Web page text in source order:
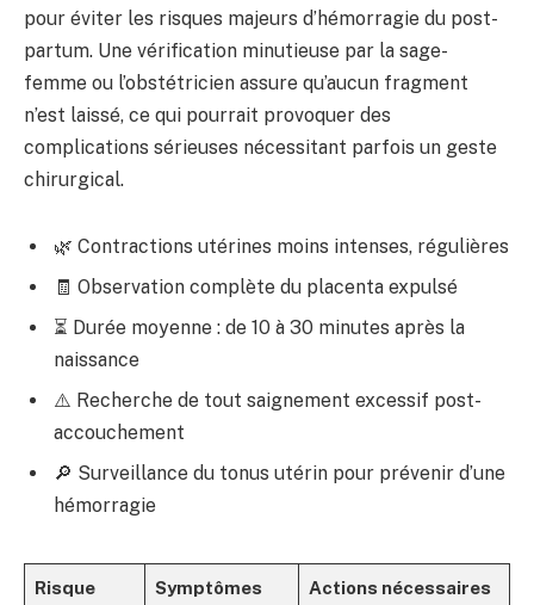
pour éviter les risques majeurs d’hémorragie du post-
partum. Une vérification minutieuse par la sage-
femme ou l’obstétricien assure qu’aucun fragment
n’est laissé, ce qui pourrait provoquer des
complications sérieuses nécessitant parfois un geste
chirurgical.
🌿 Contractions utérines moins intenses, régulières
🧾 Observation complète du placenta expulsé
⏳ Durée moyenne : de 10 à 30 minutes après la
naissance
⚠️ Recherche de tout saignement excessif post-
accouchement
🔎 Surveillance du tonus utérin pour prévenir d’une
hémorragie
Risque
Symptômes Actions nécessaires